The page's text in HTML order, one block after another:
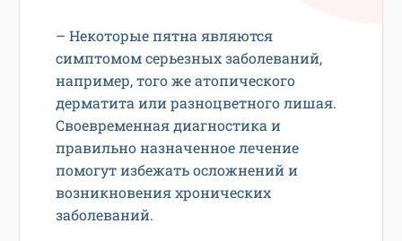
– Некоторые пятна являются
симптомом серьезных заболеваний,
например, того же атопического
дерматита или разноцветного лишая.
Своевременная диагностика и
правильно назначенное лечение
помогут избежать осложнений и
возникновения хронических
заболеваний.